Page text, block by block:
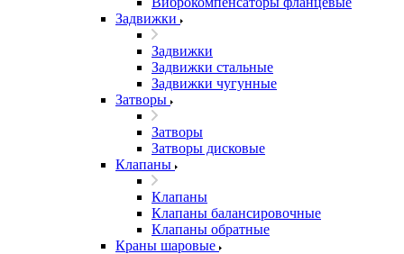
Задвижки
Задвижки
Задвижки стальные
Задвижки чугунные
Затворы
Затворы
Затворы дисковые
Клапаны
Клапаны
Клапаны балансировочные
Клапаны обратные
Краны шаровые